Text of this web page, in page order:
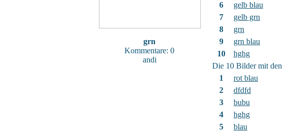
grn
Kommentare: 0
andi
6
gelb blau
7
gelb grn
8
grn
9
grn blau
10
hghg
Die 10 Bilder mit
1
rot blau
2
dfdfd
3
bubu
4
hghg
5
blau